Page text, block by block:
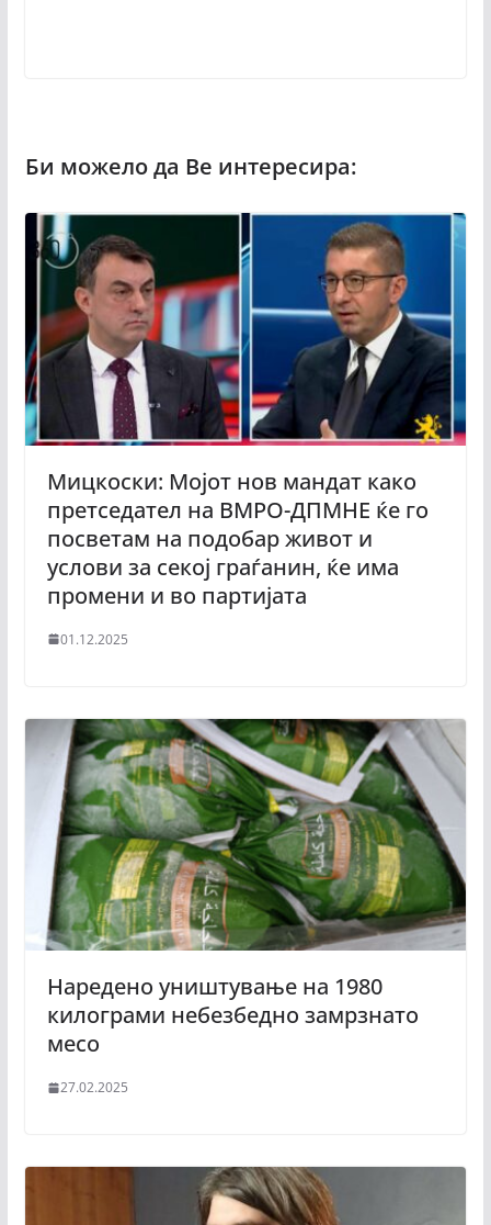
Мицкоски: Мојот нов мандат како
претседател на ВМРО-ДПМНЕ ќе го
посветам на подобар живот и
услови за секој граѓанин, ќе има
промени и во партијата
01.12.2025
Наредено уништување на 1980
килограми небезбедно замрзнато
месо
27.02.2025